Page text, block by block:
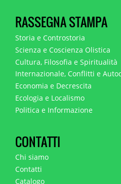
RASSEGNA STAMPA
Storia e Controstoria
Scienza e Coscienza Olistica
Cultura, Filosofia e Spiritualità
Internazionale, Conflitti e
Economia e Decrescita
Ecologia e Localismo
Politica e Informazione
CONTATTI
Chi siamo
Contatti
Catalogo